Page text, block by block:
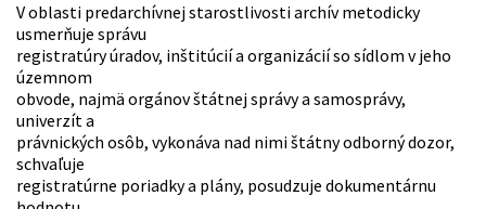
V oblasti predarchívnej starostlivosti archív metodicky
usmerňuje správu
registratúry úradov, inštitúcií a organizácií so sídlom v jeho
územnom
obvode, najmä orgánov štátnej správy a samosprávy,
univerzít a
právnických osôb, vykonáva nad nimi štátny odborný dozor,
schvaľuje
registratúrne poriadky a plány, posudzuje dokumentárnu